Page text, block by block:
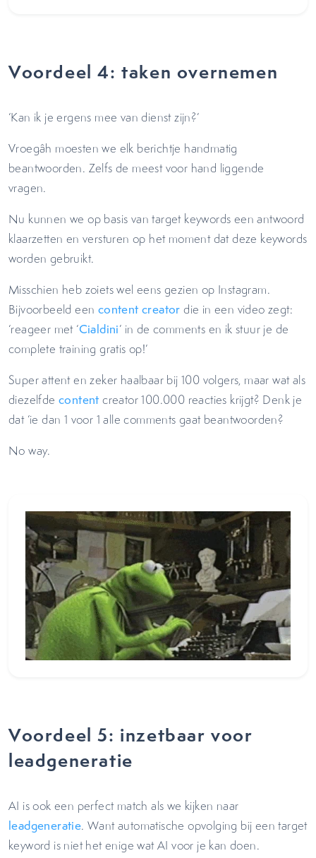
Voordeel 4: taken overnemen
‘Kan ik je ergens mee van dienst zijn?’
Vroegâh moesten we elk berichtje handmatig
beantwoorden. Zelfs de meest voor hand liggende
vragen.
Nu kunnen we op basis van target keywords een antwoord
klaarzetten en versturen op het moment dat deze keywords
worden gebruikt.
Misschien heb zoiets wel eens gezien op Instagram.
Bijvoorbeeld een content creator die in een video zegt:
‘reageer met ‘Cialdini’ in de comments en ik stuur je de
complete training gratis op!’
Super attent en zeker haalbaar bij 100 volgers, maar wat als
diezelfdecontent creator 100.000 reacties krijgt? Denk je
dat ‘ie dan 1 voor 1 alle comments gaat beantwoorden?
No way.
Voordeel 5: inzetbaar voor
leadgeneratie
AI is ook een perfect match als we kijken naar
leadgeneratie. Want automatische opvolging bij een target
keyword is niet het enige wat AI voor je kan doen.